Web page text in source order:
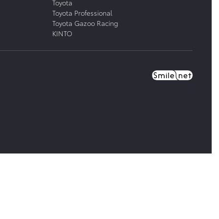
Toyota
Toyota Professional
Toyota Gazoo Racing
KINTO